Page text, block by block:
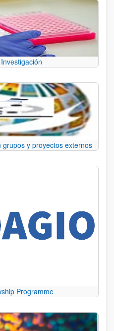
y proyectos externos
Programme